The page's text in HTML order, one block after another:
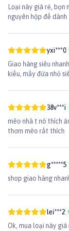
Loại này giá rẻ, bọn
nguyên hộp để dành
yxi***0
Giao hàng siêu
kiểu, mấy đứa nhỏ
38v***i
mèo nhà t nó thích
thơm mèo rất thích
g*****5
shop giao hàng
lei***2
Ok, mua loại này